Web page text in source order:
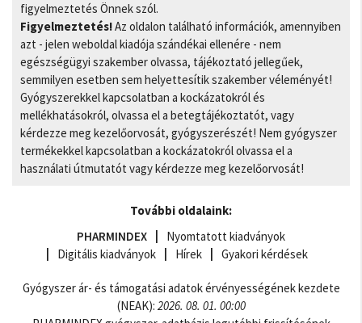
figyelmeztetés Önnek szól.
Figyelmeztetés!Az oldalon található információk, amennyiben
azt - jelen weboldal kiadója szándékai ellenére - nem
egészségügyi szakember olvassa, tájékoztató jellegűek,
semmilyen esetben sem helyettesítik szakember véleményét!
Gyógyszerekkel kapcsolatban a kockázatokról és
mellékhatásokról, olvassa el a betegtájékoztatót, vagy
kérdezze meg kezelőorvosát, gyógyszerészét! Nem gyógyszer
termékekkel kapcsolatban a kockázatokról olvassa el a
használati útmutatót vagy kérdezze meg kezelőorvosát!
További oldalaink:
PHARMINDEX
Nyomtatott kiadványok
Digitális kiadványok
Hírek Gyakori kérdések
Gyógyszer ár- és támogatási adatok érvényességének kezdete
(NEAK): 2026. 08. 01. 00:00